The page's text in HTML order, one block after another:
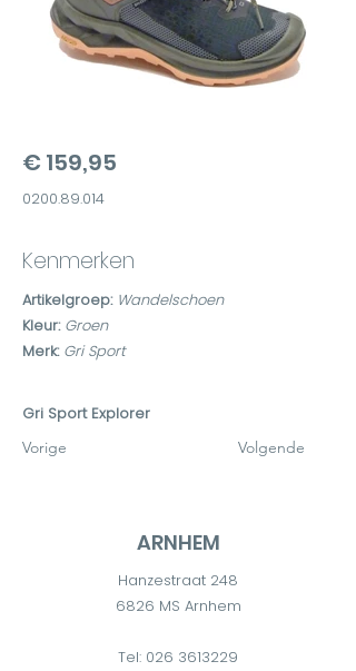
€ 159,95
0200.89.014
Kenmerken
Artikelgroep: Wandelschoen
Kleur: Groen
Merk:Gri Sport
Gri Sport Explorer
Vorige Volgende
ARNHEM
Hanzestraat 248
6826 MS Arnhem
Tel: 026 3613229